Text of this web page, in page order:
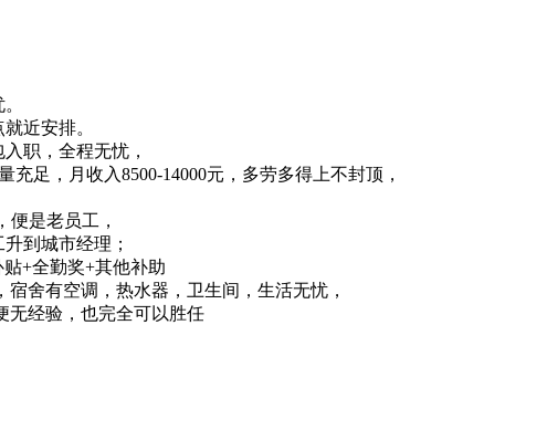
近安排。
职，全程无忧，
足，月收入8500-14000元，多劳多得上不封顶，
便是老员工，
到城市经理；
+全勤奖+其他补助
舍有空调，热水器，卫生间，生活无忧，
无经验，也完全可以胜任